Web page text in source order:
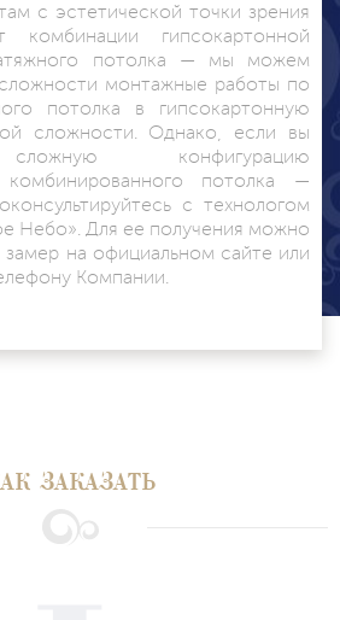
с эстетической точки зрения
комбинации гипсокартонной
потолка — мы можем
монтажные работы по
потолка в гипсокартонную
сложности. Однако, если вы
конфигурацию
комбинированного потолка —
с технологом
Небо». Для ее получения можно
замер на официальном сайте или
Компании.
ЗАКАЗАТЬ